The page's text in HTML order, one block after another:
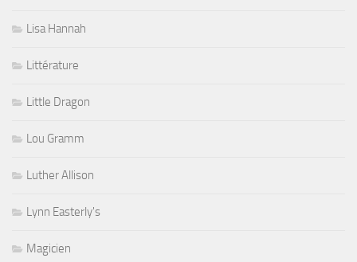
Lisa Hannah
Littérature
Little Dragon
Lou Gramm
Luther Allison
Lynn Easterly's
Magicien